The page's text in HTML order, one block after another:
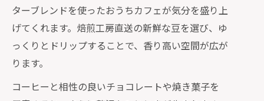
愛好家が注目する自家焙煎ウィンター
ブレンドの特徴
スペシャルティ自家焙煎コーヒーの魅
ターブレンドを使ったおうちカフェが気分を盛り上
げてくれます。焙煎工房直送の新鮮な豆を選び、ゆ
っくりとドリップすることで、香り高い空間が広が
ります。
コーヒーと相性の良いチョコレートや焼き菓子を